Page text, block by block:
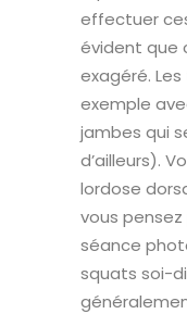
effectuer
évident que
exagéré.
exemple
jambes qui
d’ailleurs).
lordose
vous
séance
squats soi-